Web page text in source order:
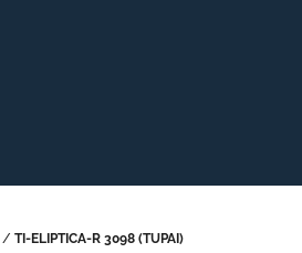
/ TI-ELIPTICA-R 3098 (TUPAI)